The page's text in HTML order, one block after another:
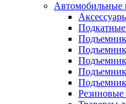
Автомобильные
Резиновые